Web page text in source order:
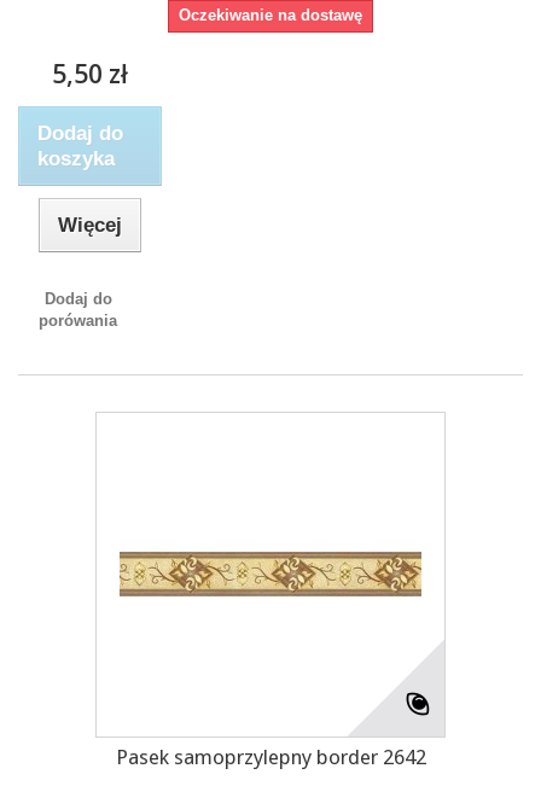
Oczekiwanie na dostawę
5,50 zł
Dodaj do
koszyka
Więcej
Dodaj do
porówania
Pasek samoprzylepny border 2642